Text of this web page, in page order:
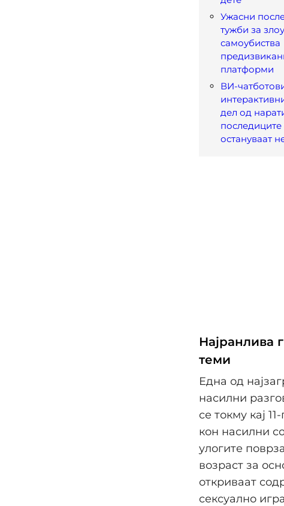
Ужасни
тужби за
самоубиства
платформи
ВИ-
дел од
последиците
остануваат
Најранлива
теми
Една од
насилни
се токму кај
кон насилни
улогите
возраст за
откриваат
сексуално